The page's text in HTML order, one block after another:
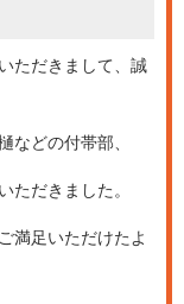
ただきまして、誠
などの付帯部、
ただきました。
満足いただけたよ